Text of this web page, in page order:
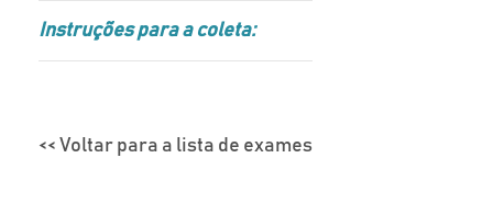
Instruções para a coleta:
<< Voltar para a lista de exames